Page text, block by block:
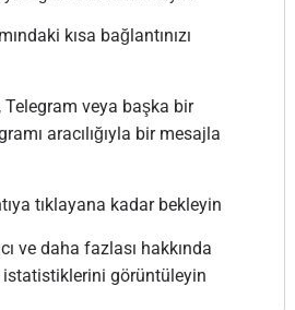
kısa bağlantınızı
Telegram veya başka bir
aracılığıyla bir mesajla
tıklayana kadar bekleyin
ve daha fazlası hakkında
istatistiklerini görüntüleyin